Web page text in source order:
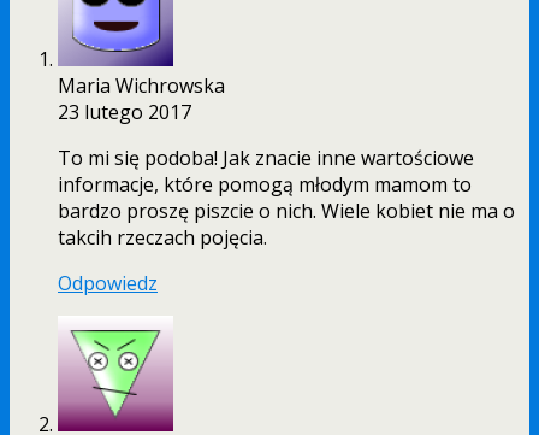
Maria Wichrowska
23 lutego 2017
To mi się podoba! Jak znacie inne wartościowe
informacje, które pomogą młodym mamom to
bardzo proszę piszcie o nich. Wiele kobiet nie ma o
takcih rzeczach pojęcia.
Odpowiedz